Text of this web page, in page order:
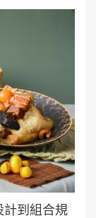
計到組合規